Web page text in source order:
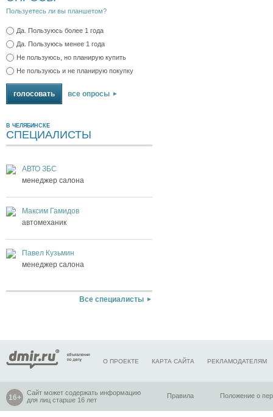
Пользуетесь ли вы планшетом?
Да. Пользуюсь более 1 года
Да. Пользуюсь менее 1 года
Не пользуюсь, но планирую купить
Не пользуюсь и не планирую покупку
все опросы
В ЧЕЛЯБИНСКЕ
СПЕЦИАЛИСТЫ
АВТО ЗБС
менеджер салона
Максим Гамидов
автомеханик
Павел Кузьмин
менеджер салона
Все специалисты
О ПРОЕКТЕ КАРТА САЙТА РЕКЛАМОДАТЕЛЯМ
Сайт может содержать информацию
для лиц старше 16 лет
Правила Положение о